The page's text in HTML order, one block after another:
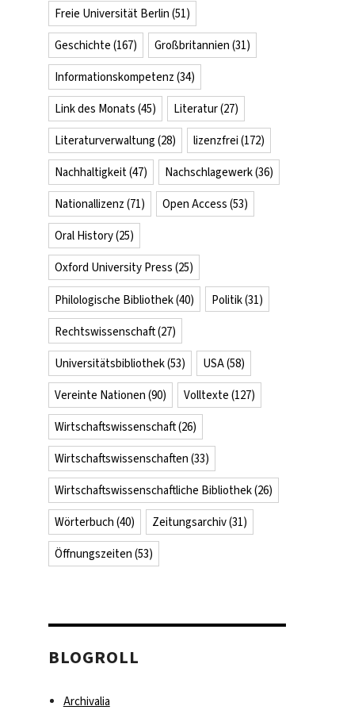
Freie Universität Berlin (51)
Geschichte (167) Großbritannien (31)
Informationskompetenz (34)
Link des Monats (45) Literatur(27)
Literaturverwaltung (28) lizenzfrei (172)
Nachhaltigkeit(47) Nachschlagewerk(36)
Nationallizenz (71) Open Access (53)
Oral History(25)
Oxford University Press (25)
Philologische Bibliothek(40) Politik(31)
Rechtswissenschaft(27)
Universitätsbibliothek(53) USA(58)
Vereinte Nationen (90) Volltexte (127)
Wirtschaftswissenschaft(26)
Wirtschaftswissenschaften (33)
Wirtschaftswissenschaftliche Bibliothek(26)
Wörterbuch (40) Zeitungsarchiv(31)
Öffnungszeiten (53)
BLOGROLL
Archivalia